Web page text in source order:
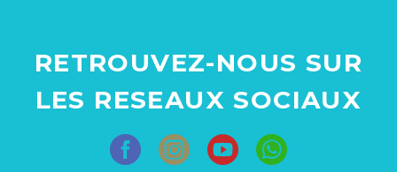
RETROUVEZ-NOUS SUR
LES RESEAUX SOCIAUX